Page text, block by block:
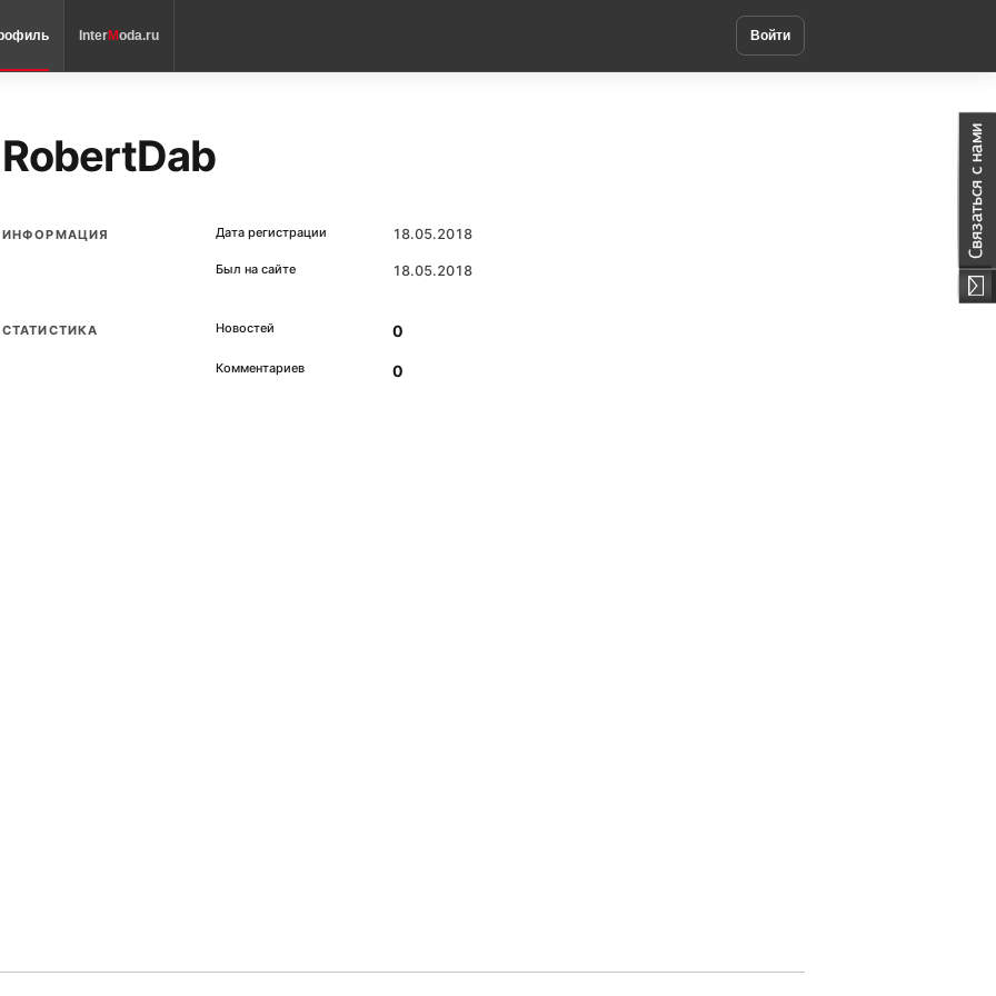
InterModa.ru Войти
RobertDab
ИНФОРМАЦИЯ Дата регистрации 18.05.2018
Был на сайте 18.05.2018
СТАТИСТИКА Новостей 0
Комментариев 0